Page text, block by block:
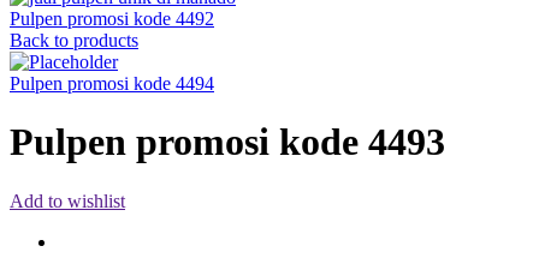
Pulpen promosi kode 4492
Back to products
Pulpen promosi kode 4494
Pulpen promosi kode 4493
Add to wishlist